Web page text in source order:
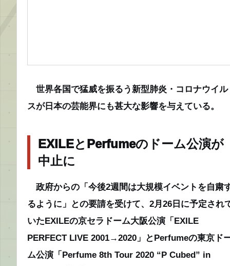
世界各国で猛威を振るう新型肺炎・コロナウイル
スが日本の芸能界にも甚大な影響を与えている。
EXILEとPerfumeのドーム公演が
中止に
政府からの「今後2週間は大規模イベントを自粛
るように」との要請を受けて、2月26日に予定され
いたEXILEの京セラドーム大阪公演「EXILE
PERFECT LIVE 2001→2020」とPerfumeの東京ド
ム公演「Perfume 8th Tour 2020 “P Cubed” in